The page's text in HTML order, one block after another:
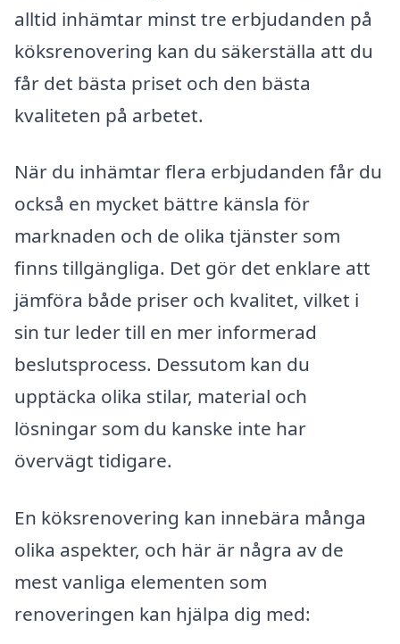
alltid inhämtar minst tre erbjudanden på
köksrenovering kan du säkerställa att du
får det bästa priset och den bästa
kvaliteten på arbetet.
När du inhämtar flera erbjudanden får du
också en mycket bättre känsla för
marknaden och de olika tjänster som
finns tillgängliga. Det gör det enklare att
jämföra både priser och kvalitet, vilket i
sin tur leder till en mer informerad
beslutsprocess. Dessutom kan du
upptäcka olika stilar, material och
lösningar som du kanske inte har
övervägt tidigare.
En köksrenovering kan innebära många
olika aspekter, och här är några av de
mest vanliga elementen som
renoveringen kan hjälpa dig med: